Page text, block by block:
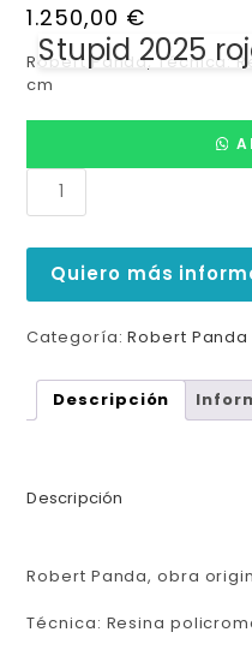
Stupid 2025
1.250,00 €
Robert Panda, Técnica:
cm
Quiero más
Categoría:Robert Panda
Descripción
Descripción
Robert Panda, obra
Técnica: Resina